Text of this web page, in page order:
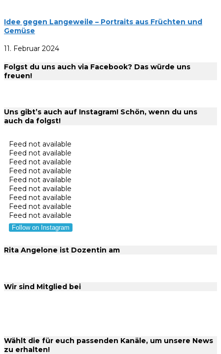
Idee gegen Langeweile – Portraits aus Früchten und
Gemüse
11. Februar 2024
Folgst du uns auch via Facebook? Das würde uns
freuen!
Uns gibt’s auch auf Instagram! Schön, wenn du uns
auch da folgst!
Feed not available
Feed not available
Feed not available
Feed not available
Feed not available
Feed not available
Feed not available
Feed not available
Feed not available
Follow on Instagram
Rita Angelone ist Dozentin am
Wir sind Mitglied bei
Wählt die für euch passenden Kanäle, um unsere News
zu erhalten!